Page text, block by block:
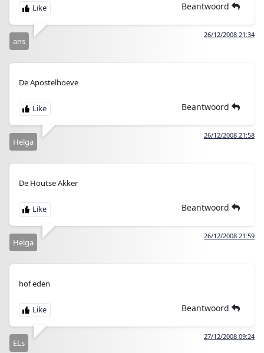
Beantwoord
26/12/2008 21:34
ans
De Apostelhoeve
Beantwoord
26/12/2008 21:58
Helga
De Houtse Akker
Beantwoord
26/12/2008 21:59
Helga
hof eden
Beantwoord
27/12/2008 09:24
ELs